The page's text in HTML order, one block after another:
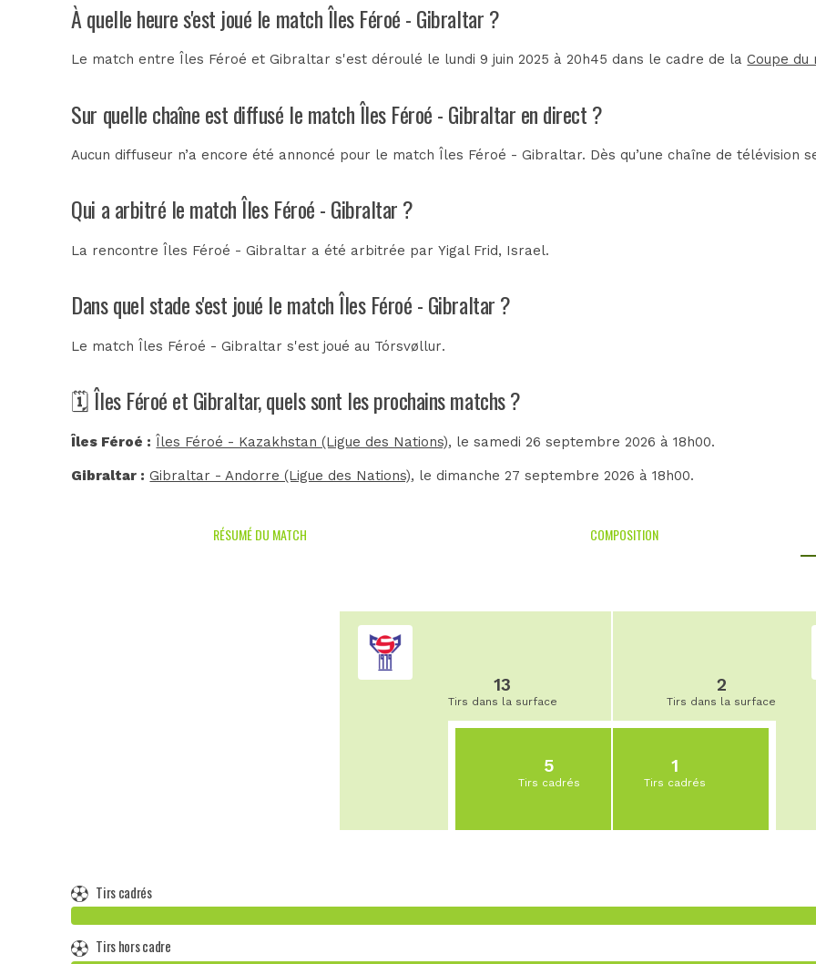
À quelle heure s'est joué le match Îles Féroé - Gibraltar ?
Le match entre Îles Féroé et Gibraltar s'est déroulé le lundi 9 juin 2025 à 20h45 dans le cadre de laCoupe du
Sur quelle chaîne est diffusé le match Îles Féroé - Gibraltar en direct ?
Aucun diffuseur n’a encore été annoncé pour le match Îles Féroé - Gibraltar. Dès qu’une chaîne de télévision
Qui a arbitré le match Îles Féroé - Gibraltar ?
La rencontre Îles Féroé - Gibraltar a été arbitrée parYigal Frid, Israel.
Dans quel stade s'est joué le match Îles Féroé - Gibraltar ?
Le match Îles Féroé - Gibraltar s'est joué au Tórsvøllur.
🗓️ Îles Féroé et Gibraltar, quels sont les prochains matchs ?
Îles Féroé : Îles Féroé - Kazakhstan (Ligue des Nations), le samedi 26 septembre 2026 à 18h00.
Gibraltar : Gibraltar - Andorre (Ligue des Nations), le dimanche 27 septembre 2026 à 18h00.
RÉSUMÉ DU MATCH COMPOSITION
13
Tirs dans la surface
5
Tirs cadrés
2
Tirs dans la surface
1
Tirs cadrés
Tirs cadrés
Tirs hors cadre